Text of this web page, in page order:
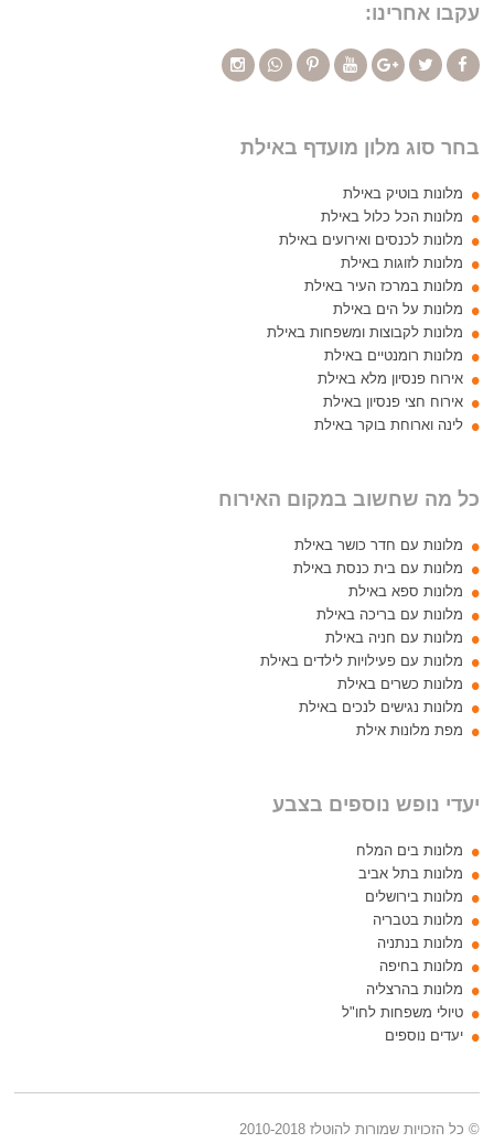
עקבו אחרינו:
בחר סוג מלון מועדף באילת
מלונות בוטיק באילת
מלונות הכל כלול באילת
מלונות לכנסים ואירועים באילת
מלונות לזוגות באילת
מלונות במרכז העיר באילת
מלונות על הים באילת
מלונות לקבוצות ומשפחות באילת
מלונות רומנטיים באילת
אירוח פנסיון מלא באילת
אירוח חצי פנסיון באילת
לינה וארוחת בוקר באילת
כל מה שחשוב במקום האירוח
מלונות עם חדר כושר באילת
מלונות עם בית כנסת באילת
מלונות ספא באילת
מלונות עם בריכה באילת
מלונות עם חניה באילת
מלונות עם פעילויות לילדים באילת
מלונות כשרים באילת
מלונות נגישים לנכים באילת
מפת מלונות אילת
יעדי נופש נוספים בצבע
מלונות בים המלח
מלונות בתל אביב
מלונות בירושלים
מלונות בטבריה
מלונות בנתניה
מלונות בחיפה
מלונות בהרצליה
טיולי משפחות לחו"ל
יעדים נוספים
© כל הזכויות שמורות להוטלז 2010-2018